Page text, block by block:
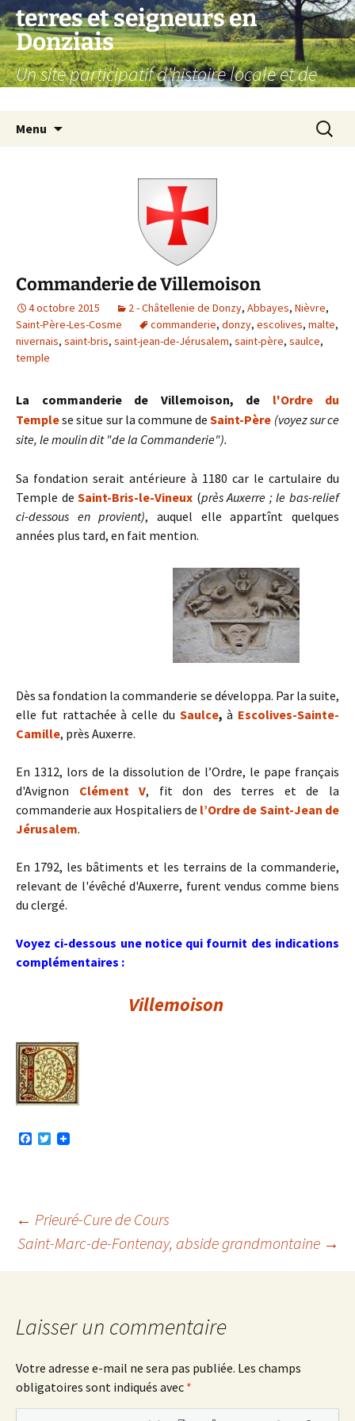
Aller
au
contenu
terres et seigneurs en
Donziais
Un site participatif d'histoire locale et de
Menu
Commanderie de Villemoison
4 octobre 2015 2 - Châtellenie de Donzy, Abbayes, Nièvre,
Saint-Père-Les-Cosme
commanderie, donzy, escolives, malte,
nivernais, saint-bris, saint-jean-de-Jérusalem, saint-père, saulce,
temple
La commanderie de Villemoison, de l'Ordre du
Templese situe sur la commune deSaint-Père (voyez sur ce
site, le moulin dit "de la Commanderie").
Sa fondation serait antérieure à 1180 car le cartulaire du
Temple deSaint-Bris-le-Vineux (près Auxerre ; le bas-relief
ci-dessous en provient), auquel elle appartînt quelques
années plus tard, en fait mention.
Dès sa fondation la commanderie se développa. Par la suite,
elle fut rattachée à celle du Saulce,à Escolives-Sainte-
Camille, près Auxerre.
En 1312, lors de la dissolution de l’Ordre, le pape français
d'Avignon Clément V, fit don des terres et de la
commanderie aux Hospitaliers de l’Ordre de Saint-Jean de
Jérusalem.
En 1792, les bâtiments et les terrains de la commanderie,
relevant de l'évêché d'Auxerre, furent vendus comme biens
du clergé.
Voyez ci-dessous une notice qui fournit des indications
complémentaires :
Villemoison
o
k
T
r
Navigation
des
articles
← Prieuré-Cure de Cours
Saint-Marc-de-Fontenay, abside grandmontaine →
Laisser un commentaire
Votre adresse e-mail ne sera pas publiée. Les champs
obligatoires sont indiqués avec *